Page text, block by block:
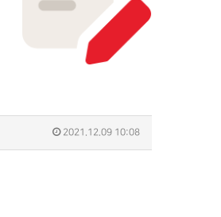
2021.12.09 10:08